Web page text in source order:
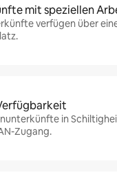
mit speziellen
verfügen über
in
Zugang.